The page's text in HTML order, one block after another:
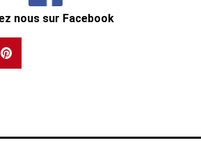
nous sur Facebook